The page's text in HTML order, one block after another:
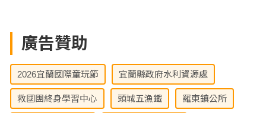
廣告贊助
2026宜蘭國際童玩節 宜蘭縣政府水利資源處
救國團終身學習中心 頭城五漁鐵 羅東鎮公所